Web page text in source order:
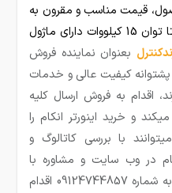
قیمت مناسب و مقرون به
صرفه ایی دارد. اینورترهای انکام تا توان 15 کیلووات دارای ماژول
بعنوان نماینده فروش
پشتوانه کیفیت عالی و خدمات
اقدام به فروش ارسال کلیه
و خرید اینورتر انکام را
با بررسی کاتالوگ و
در وب سایت و مشاوره با
همکاران فروش از طریق واتساپ به شماره 09124744857 اقدام